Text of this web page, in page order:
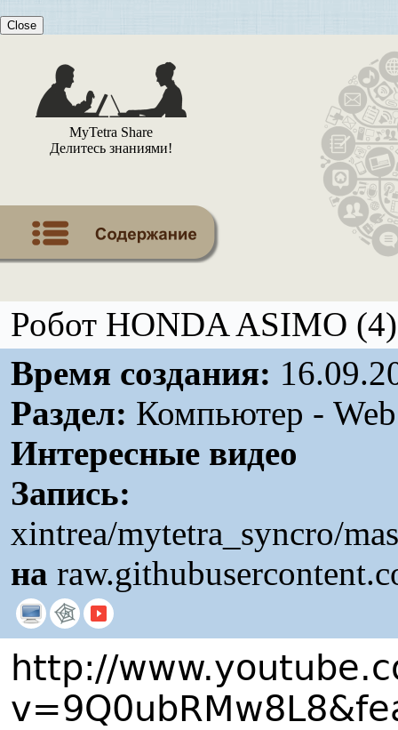
Close
MyTetra Share
Делитесь знаниями!
Робот HONDA ASIMO
Время создания:
Раздел: Компьютер -
Интересные видео
Запись:
xintrea/mytetra_syncro/
на
http://